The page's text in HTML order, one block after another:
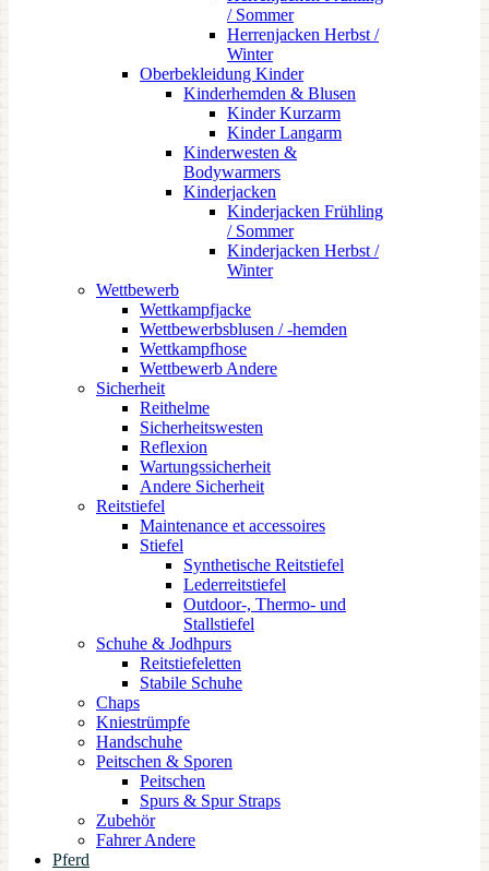
/ Sommer
Herrenjacken Herbst /
Winter
Oberbekleidung Kinder
Kinderhemden & Blusen
Kinder Kurzarm
Kinder Langarm
Kinderwesten &
Bodywarmers
Kinderjacken
Kinderjacken Frühling
/ Sommer
Kinderjacken Herbst /
Winter
Wettbewerb
Wettkampfjacke
Wettbewerbsblusen / -hemden
Wettkampfhose
Wettbewerb Andere
Sicherheit
Reithelme
Sicherheitswesten
Reflexion
Wartungssicherheit
Andere Sicherheit
Reitstiefel
Maintenance et accessoires
Stiefel
Synthetische Reitstiefel
Lederreitstiefel
Outdoor-, Thermo- und
Stallstiefel
Schuhe & Jodhpurs
Reitstiefeletten
Stabile Schuhe
Chaps
Kniestrümpfe
Handschuhe
Peitschen & Sporen
Peitschen
Spurs & Spur Straps
Zubehör
Fahrer Andere
Pferd